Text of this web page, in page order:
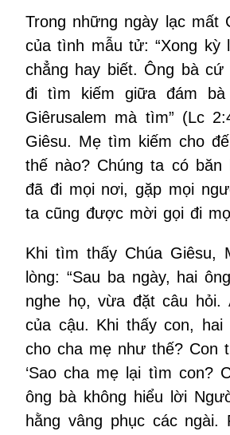
Trong những ngày lạc mất
của tình mẫu tử: “Xong
chẳng hay biết. Ông bà
đi tìm kiếm giữa đám
Giêrusalem mà tìm” (Lc
Giêsu. Mẹ tìm kiếm cho
thế nào? Chúng ta có
đã đi mọi nơi, gặp mọi
ta cũng được mời gọi đi
Khi tìm thấy Chúa Giêsu,
lòng: “Sau ba ngày, hai
nghe họ, vừa đặt câu
của cậu. Khi thấy con,
cho cha mẹ như thế? Con
‘Sao cha mẹ lại tìm con?
ông bà không hiểu lời
hằng vâng phục các